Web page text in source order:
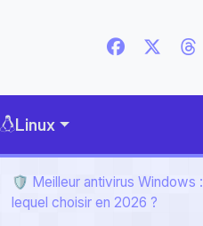
Linux
🛡️ Meilleur antivirus Windows :
lequel choisir en 2026 ?